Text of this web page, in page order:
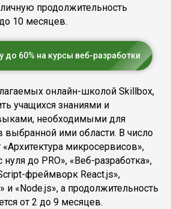
продолжительность
10 месяцев.
до 60% на курсы веб-разработки
онлайн-школой Skillbox,
учащихся знаниями и
необходимыми для
ими области. В число
«Архитектура микросервисов»,
нуля до PRO», «Веб-разработка»,
фреймворк React.js»,
и «Node.js», а продолжительность
от 2 до 9 месяцев.